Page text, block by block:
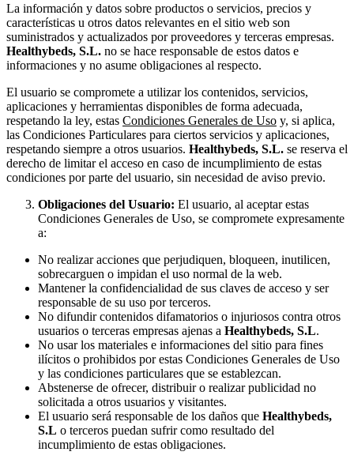
La información y datos sobre productos o servicios, precios y
características u otros datos relevantes en el sitio web son
suministrados y actualizados por proveedores y terceras empresas.
Healthybeds, S.L. no se hace responsable de estos datos e
informaciones y no asume obligaciones al respecto.
El usuario se compromete a utilizar los contenidos, servicios,
aplicaciones y herramientas disponibles de forma adecuada,
respetando la ley, estas Condiciones Generales de Uso y, si aplica,
las Condiciones Particulares para ciertos servicios y aplicaciones,
respetando siempre a otros usuarios. Healthybeds, S.L. se reserva el
derecho de limitar el acceso en caso de incumplimiento de estas
condiciones por parte del usuario, sin necesidad de aviso previo.
Obligaciones del Usuario: El usuario, al aceptar estas
Condiciones Generales de Uso, se compromete expresamente
a:
No realizar acciones que perjudiquen, bloqueen, inutilicen,
sobrecarguen o impidan el uso normal de la web.
Mantener la confidencialidad de sus claves de acceso y ser
responsable de su uso por terceros.
No difundir contenidos difamatorios o injuriosos contra otros
usuarios o terceras empresas ajenas a Healthybeds, S.L.
No usar los materiales e informaciones del sitio para fines
ilícitos o prohibidos por estas Condiciones Generales de Uso
y las condiciones particulares que se establezcan.
Abstenerse de ofrecer, distribuir o realizar publicidad no
solicitada a otros usuarios y visitantes.
El usuario será responsable de los daños que Healthybeds,
S.L o terceros puedan sufrir como resultado del
incumplimiento de estas obligaciones.